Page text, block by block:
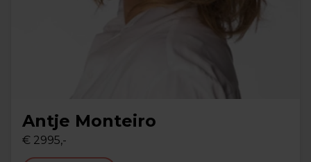
Antje Monteiro
€ 2995,-